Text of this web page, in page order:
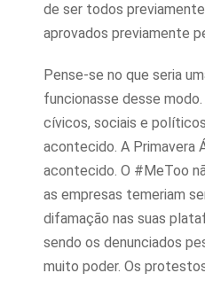
de ser todos
aprovados previamente
Pense-se no que seria
funcionasse desse
cívicos, sociais e
acontecido. A Primavera
acontecido. O #MeToo
as empresas temeriam
difamação nas suas
sendo os denunciados
muito poder. Os